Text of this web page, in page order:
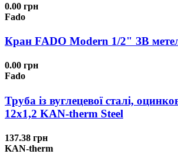
0.00 грн
Fado
Кран FADO Modern 1/2" ЗВ
0.00 грн
Fado
Труба із вуглецевої сталі,
12x1,2 KAN-therm Steel
137.38 грн
KAN-therm